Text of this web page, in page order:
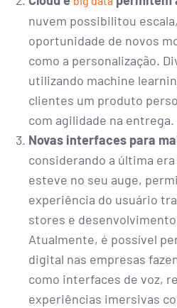
nuvem possibilitou
oportunidade de novos
como a personalização.
utilizando machine
clientes um produto
com agilidade na entrega.
Novas interfaces para
considerando a última
esteve no seu auge,
experiência do usuário
stores e
Atualmente, é possível
digital nas empresas
como interfaces de voz,
experiências imersivas